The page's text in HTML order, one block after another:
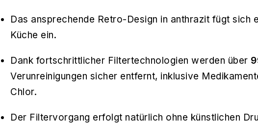
Das ansprechende Retro-Design in anthrazit fügt sich
Küche ein.
Dank fortschrittlicher Filtertechnologien werden über
Verunreinigungen sicher entfernt, inklusive
Chlor.
Der Filtervorgang erfolgt natürlich ohne künstlichen